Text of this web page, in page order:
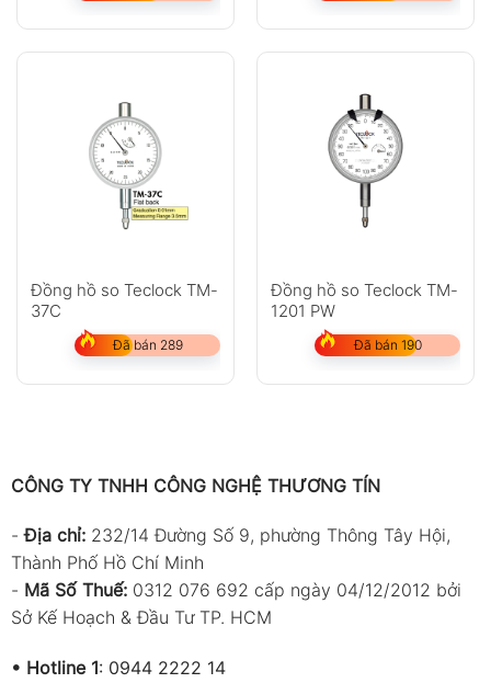
Đồng hồ so Teclock TM-
37C
Đã bán 289
Đồng hồ so Teclock TM-
1201 PW
Đã bán 190
CÔNG TY TNHH CÔNG NGHỆ THƯƠNG TÍN
-Địa chỉ: 232/14 Đường Số 9, phường Thông Tây Hội,
Thành Phố Hồ Chí Minh
- Mã Số Thuế: 0312 076 692 cấp ngày 04/12/2012 bởi
Sở Kế Hoạch & Đầu Tư TP. HCM
• Hotline 1: 0944 2222 14